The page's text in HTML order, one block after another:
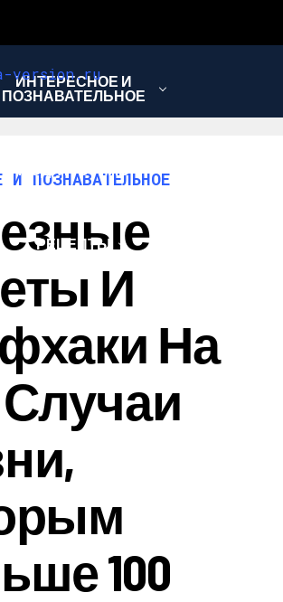
ИНТЕРЕСНОЕ И
ПОЗНАВАТЕЛЬНОЕ
МОДА И СТИЛЬ
РЕЦЕПТЫ
И ПОЗНАВАТЕЛЬНОЕ
И
На
100